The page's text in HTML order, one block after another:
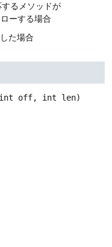
るメソッドが
ーする場合
た場合
off, int len)